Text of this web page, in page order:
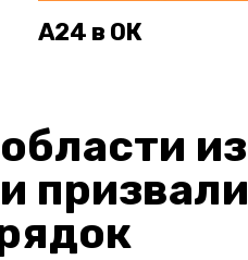
А24 в ОК
из
призвали